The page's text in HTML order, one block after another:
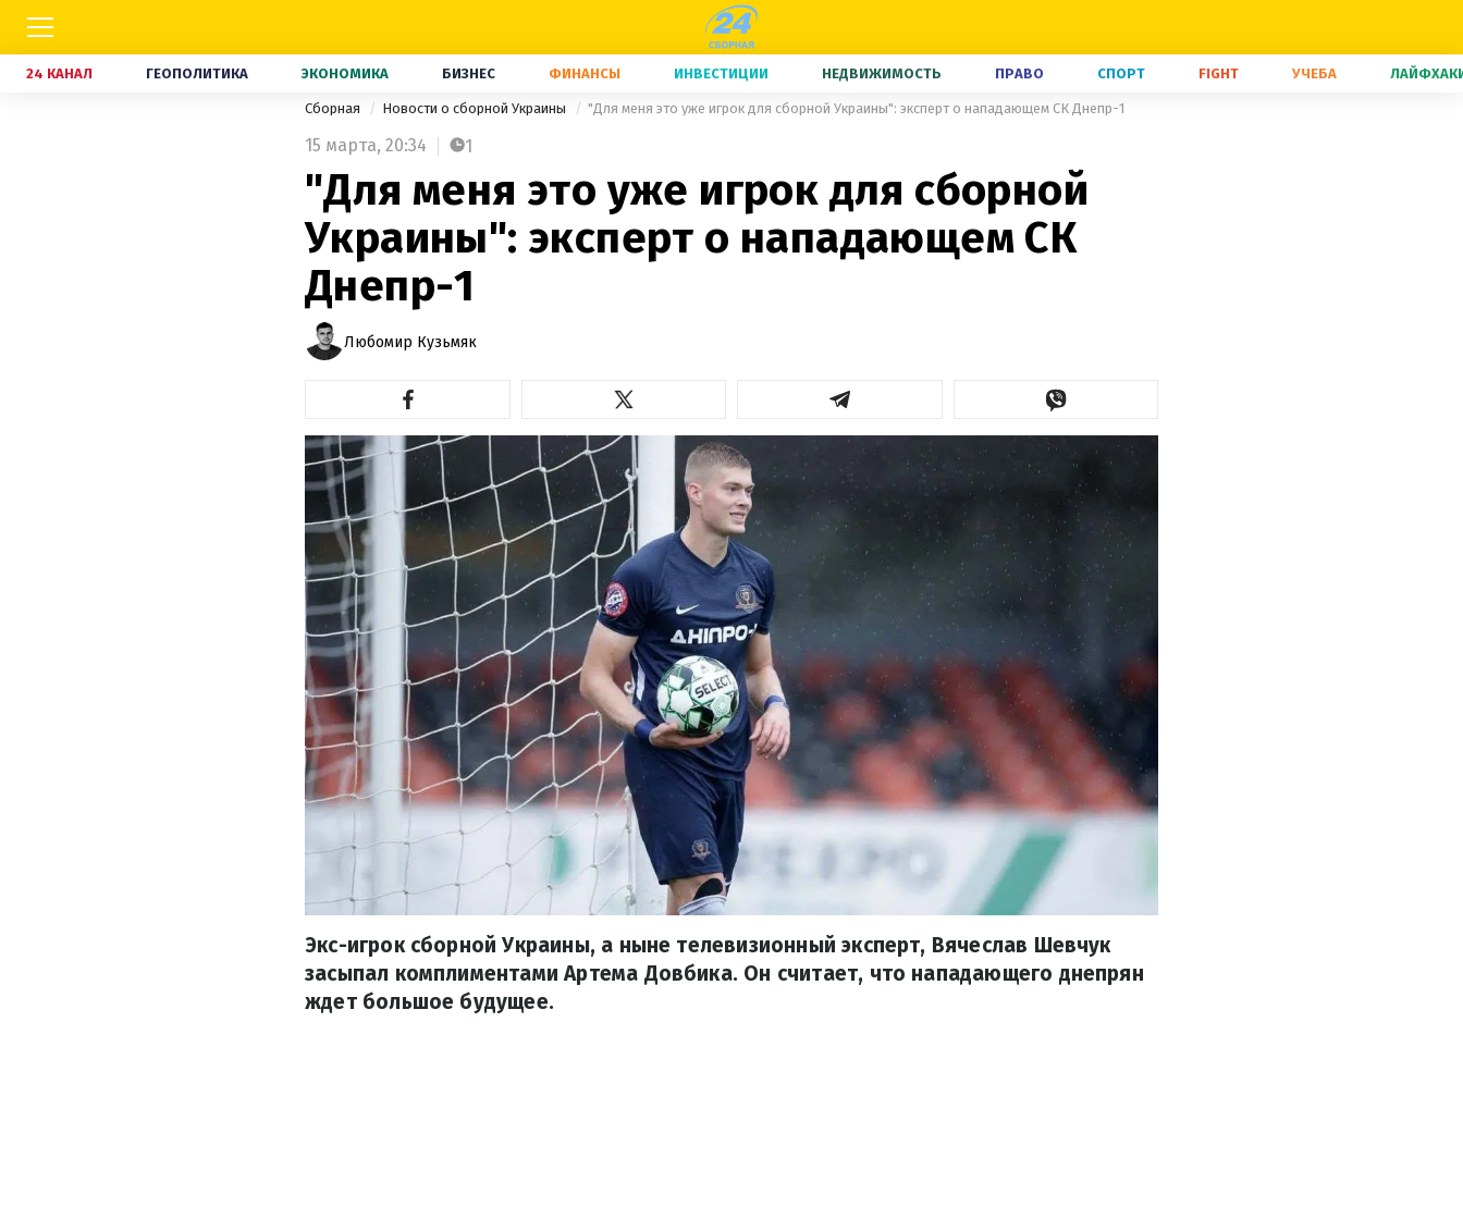
24 КАНАЛ ГЕОПОЛИТИКА ЭКОНОМИКА БИЗНЕС ФИНАНСЫ ИНВЕСТИЦИИ НЕДВИЖИМОСТЬ ПРАВО СПОРТ FIGHT УЧЕБА
Сборная Новости о сборной Украины "Для меня это уже игрок для сборной Украины": эксперт о нападающем СК Днепр-1
15 марта, 20:34 1
"Для меня это уже игрок для сборной
Украины": эксперт о нападающем СК
Днепр-1
Любомир Кузьмяк
Экс-игрок сборной Украины, а ныне телевизионный эксперт, Вячеслав Шевчук
засыпал комплиментами Артема Довбика. Он считает, что нападающего днепрян
ждет большое будущее.